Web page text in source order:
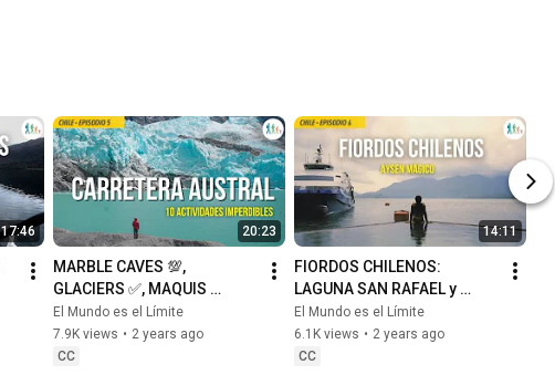
17:46 20:23
MARBLE CAVES 💯,
GLACIERS ✅, MAQUIS
WATERFALL ✅ and BEACHES
✅.
El Mundo es el Límite
7.9K views • 2 years ago
CC
14:11
FIORDOS CHILENOS:
LAGUNA SAN RAFAEL y
Termas Encenada Perez.
Parque AYQUEN.
El Mundo es el Límite
6.1K views • 2 years ago
CC